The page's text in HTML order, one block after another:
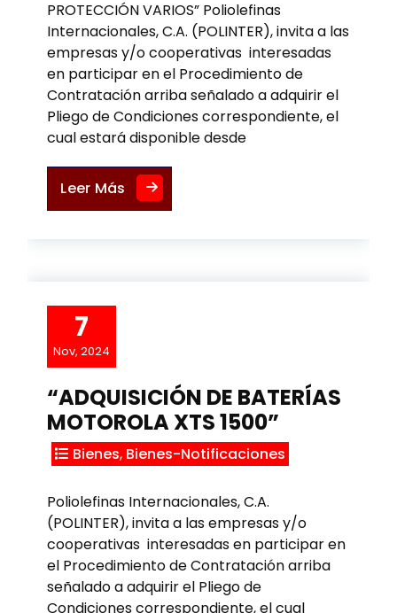
PROTECCIÓN VARIOS” Poliolefinas
Internacionales, C.A. (POLINTER), invita a las
empresas y/o cooperativas interesadas
en participar en el Procedimiento de
Contratación arriba señalado a adquirir el
Pliego de Condiciones correspondiente, el
cual estará disponible desde
Leer Más CONCURSO ABIERTO No. PQV-A-
7
Nov, 2024
“ADQUISICIÓN DE BATERÍAS
MOTOROLA XTS 1500”
Bienes, Bienes-Notificaciones
Poliolefinas Internacionales, C.A.
(POLINTER), invita a las empresas y/o
cooperativas interesadas en participar en
el Procedimiento de Contratación arriba
señalado a adquirir el Pliego de
Condiciones correspondiente, el cual